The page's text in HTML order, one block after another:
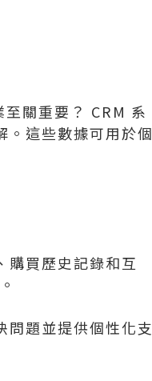
關重要？ CRM 系
。這些數據可用於個
購買歷史記錄和互
問題並提供個性化支